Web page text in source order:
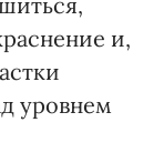
и,
уровнем